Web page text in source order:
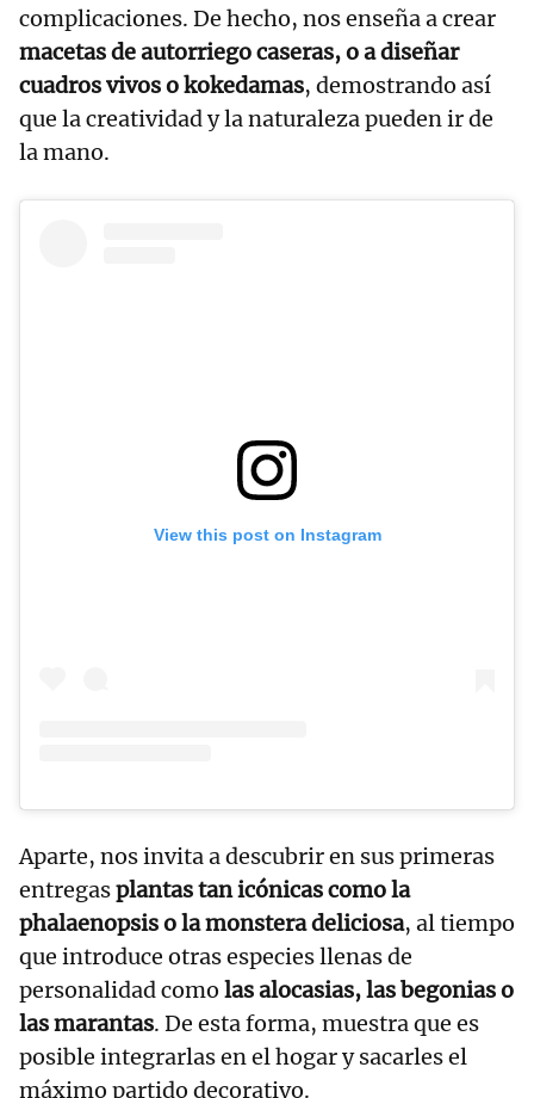
complicaciones. De hecho, nos enseña a crear
macetas de autorriego caseras, o a diseñar
cuadros vivos o kokedamas, demostrando así
que la creatividad y la naturaleza pueden ir de
la mano.
View this post on Instagram
Aparte, nos invita a descubrir en sus primeras
entregasplantas tan icónicas como la
phalaenopsis o la monstera deliciosa, al tiempo
que introduce otras especies llenas de
personalidad como las alocasias, las begonias o
las marantas. De esta forma, muestra que es
posible integrarlas en el hogar y sacarles el
máximo partido decorativo.